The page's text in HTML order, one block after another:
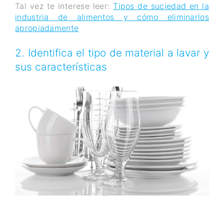
Tal vez te interese leer:Tipos de suciedad en la
industria de alimentos y cómo eliminarlos
apropiadamente
2. Identifica el tipo de material a lavar y
sus características